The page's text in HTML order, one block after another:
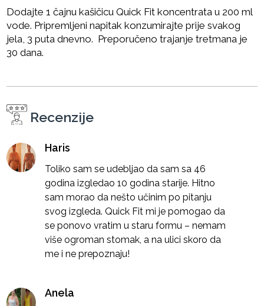
Dodajte 1 čajnu kašičicu Quick Fit koncentrata u 200 ml
vode. Pripremljeni napitak konzumirajte prije svakog
jela, 3 puta dnevno. Preporučeno trajanje tretmana je
30 dana.
Recenzije
Haris
Toliko sam se udebljao da sam sa 46
godina izgledao 10 godina starije. Hitno
sam morao da nešto učinim po pitanju
svog izgleda. Quick Fit mi je pomogao da
se ponovo vratim u staru formu – nemam
više ogroman stomak, a na ulici skoro da
me i ne prepoznaju!
Anela